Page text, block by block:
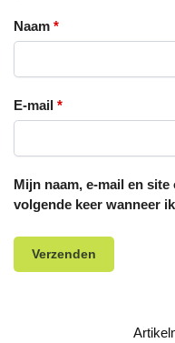
Naam *
E-mail *
Mijn naam, e-mail en
volgende keer wanneer